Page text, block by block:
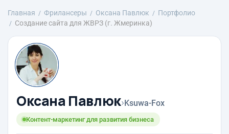
Главная Фрилансеры Оксана Павлюк
Портфолио
Создание сайта для ЖВРЗ (г. Жмеринка)
Оксана Павлюк›Ksuwa-Fox
Контент-маркетинг для развития бизнеса